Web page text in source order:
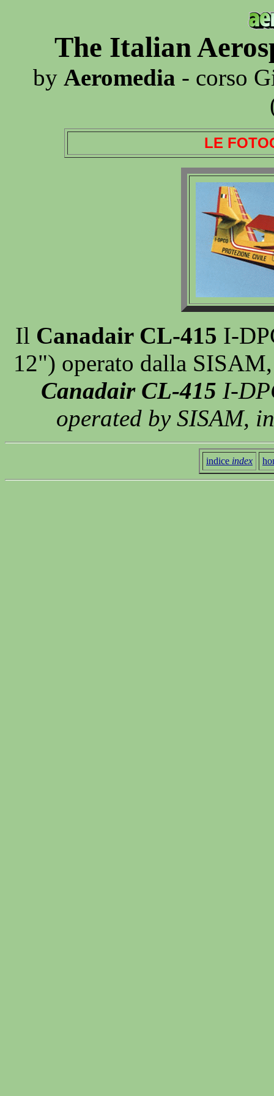
The Italian
by Aeromedia - corso
LE
Il Canadair CL-415 I-
12") operato dalla
Canadair CL-415 I-
operated by SISAM,
indice index